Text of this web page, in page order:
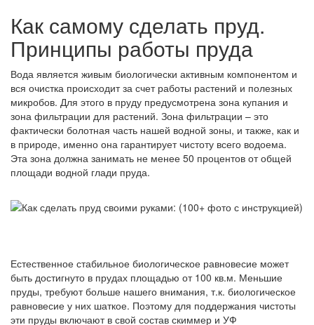
Как самому сделать пруд.
Принципы работы пруда
Вода является живым биологически активным компонентом и
вся очистка происходит за счет работы растений и полезных
микробов. Для этого в пруду предусмотрена зона купания и
зона фильтрации для растений. Зона фильтрации – это
фактически болотная часть нашей водной зоны, и также, как и
в природе, именно она гарантирует чистоту всего водоема.
Эта зона должна занимать не менее 50 процентов от общей
площади водной глади пруда.
Естественное стабильное биологическое равновесие может
быть достигнуто в прудах площадью от 100 кв.м. Меньшие
пруды, требуют больше нашего внимания, т.к. биологическое
равновесие у них шаткое. Поэтому для поддержания чистоты
эти пруды включают в свой состав скиммер и УФ